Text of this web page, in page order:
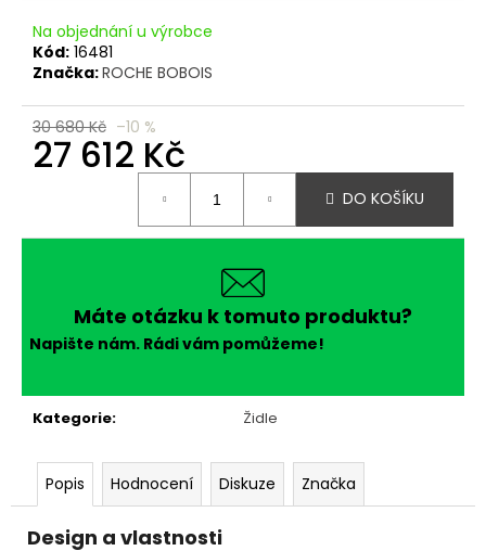
Na objednání u výrobce
Kód: 16481
Značka:ROCHE BOBOIS
30 680 Kč –10 %
27 612 Kč
DO KOŠÍKU
Máte otázku k tomuto produktu?
Napište nám. Rádi vám pomůžeme!
Kategorie: Židle
Popis Hodnocení Diskuze Značka
Design a vlastnosti
m
e